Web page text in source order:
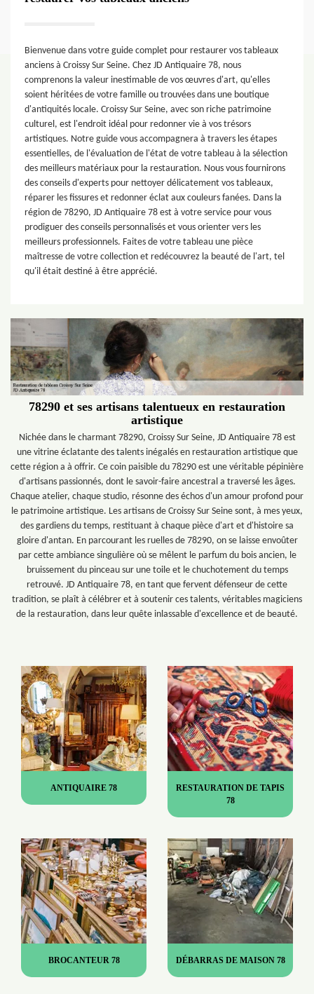
Bienvenue dans votre guide complet pour restaurer vos tableaux
anciens à Croissy Sur Seine. Chez JD Antiquaire 78, nous
comprenons la valeur inestimable de vos œuvres d'art, qu'elles
soient héritées de votre famille ou trouvées dans une boutique
d'antiquités locale. Croissy Sur Seine, avec son riche patrimoine
culturel, est l'endroit idéal pour redonner vie à vos trésors
artistiques. Notre guide vous accompagnera à travers les étapes
essentielles, de l'évaluation de l'état de votre tableau à la sélection
des meilleurs matériaux pour la restauration. Nous vous fournirons
des conseils d'experts pour nettoyer délicatement vos tableaux,
réparer les fissures et redonner éclat aux couleurs fanées. Dans la
région de 78290, JD Antiquaire 78 est à votre service pour vous
prodiguer des conseils personnalisés et vous orienter vers les
meilleurs professionnels. Faites de votre tableau une pièce
maîtresse de votre collection et redécouvrez la beauté de l'art, tel
qu'il était destiné à être apprécié.
78290 et ses artisans talentueux en restauration
artistique
Nichée dans le charmant 78290, Croissy Sur Seine, JD Antiquaire 78 est
une vitrine éclatante des talents inégalés en restauration artistique que
cette région a à offrir. Ce coin paisible du 78290 est une véritable pépinière
d'artisans passionnés, dont le savoir-faire ancestral a traversé les âges.
Chaque atelier, chaque studio, résonne des échos d'un amour profond pour
le patrimoine artistique. Les artisans de Croissy Sur Seine sont, à mes yeux,
des gardiens du temps, restituant à chaque pièce d'art et d'histoire sa
gloire d'antan. En parcourant les ruelles de 78290, on se laisse envoûter
par cette ambiance singulière où se mêlent le parfum du bois ancien, le
bruissement du pinceau sur une toile et le chuchotement du temps
retrouvé. JD Antiquaire 78, en tant que fervent défenseur de cette
tradition, se plaît à célébrer et à soutenir ces talents, véritables magiciens
de la restauration, dans leur quête inlassable d'excellence et de beauté.
ANTIQUAIRE 78
RESTAURATION DE TAPIS
78
BROCANTEUR 78 DÉBARRAS DE MAISON 78